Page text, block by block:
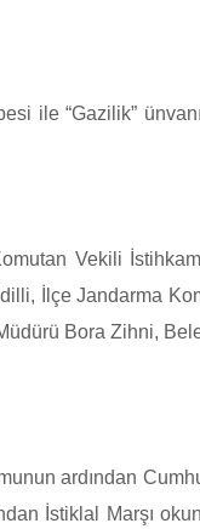
ile “Gazilik”
Vekili
İlçe Jandarma
Bora Zihni,
ardından
İstiklal Marşı